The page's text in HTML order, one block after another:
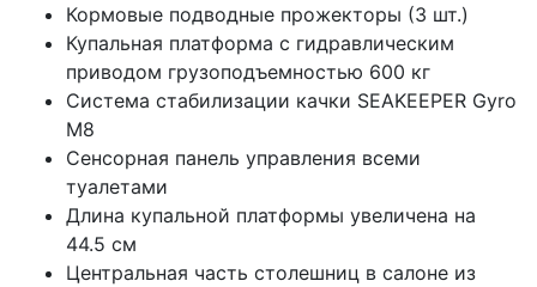
Кормовые подводные прожекторы (3 шт.)
Купальная платформа с гидравлическим
приводом грузоподъемностью 600 кг
Система стабилизации качки SEAKEEPER Gyro
M8
Сенсорная панель управления всеми
туалетами
Длина купальной платформы увеличена на
44.5 см
Центральная часть столешниц в салоне из